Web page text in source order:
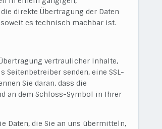
direkte Übertragung der Daten
es technisch machbar ist.
vertraulicher Inhalte,
Seitenbetreiber senden, eine SSL-
Sie daran, dass die
an dem Schloss-Symbol in Ihrer
Daten, die Sie an uns übermitteln,